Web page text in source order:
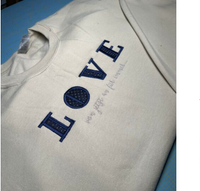
SELECT OPTIONS
DETAILS